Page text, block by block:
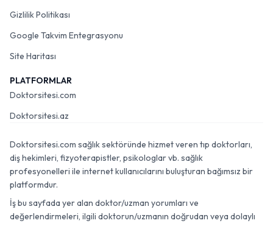
Gizlilik Politikası
Google Takvim Entegrasyonu
Site Haritası
PLATFORMLAR
Doktorsitesi.com
Doktorsitesi.az
Doktorsitesi.com sağlık sektöründe hizmet veren tıp doktorları,
diş hekimleri, fizyoterapistler, psikologlar vb. sağlık
profesyonelleri ile internet kullanıcılarını buluşturan bağımsız bir
platformdur.
İş bu sayfada yer alan doktor/uzman yorumları ve
değerlendirmeleri, ilgili doktorun/uzmanın doğrudan veya dolaylı